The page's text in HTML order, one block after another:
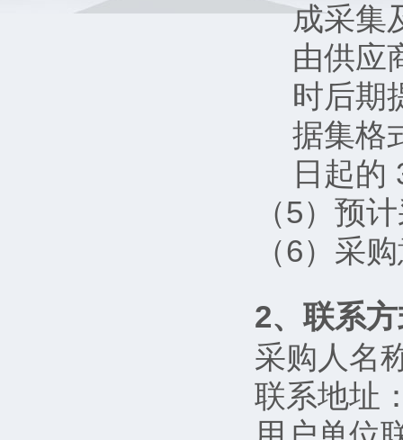
成采集
由供应
时后期
据集格
日起的
（5）预
（6）采
2、联系
采购人名
联系地址